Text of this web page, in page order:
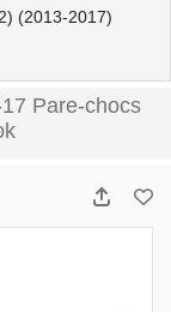
(2013-2017)
Pare-chocs